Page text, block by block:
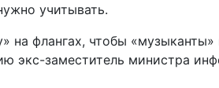
учитывать.
на флангах, чтобы
экс-заместитель министра